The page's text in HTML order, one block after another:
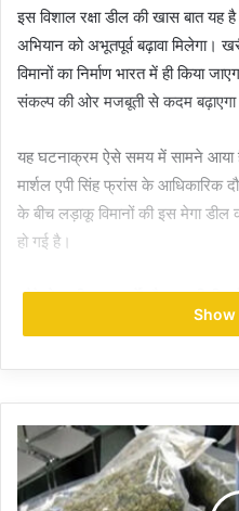
इस विशाल रक्षा डील की खास बात
अभियान को अभूतपूर्व बढ़ावा मिलेगा।
विमानों का निर्माण भारत में ही किया
संकल्प की ओर मजबूती से कदम
यह घटनाक्रम ऐसे समय में सामने आया
मार्शल एपी सिंह फ्रांस के आधिकारिक
के बीच लड़ाकू विमानों की इस मेगा
हो गई है।
सौदे से जुड़ी अहम शर्तें और तकनीकी
रहे हैं। भारत ने इस रक्षा सौदे को
कड़े नियम रखे हैं:
विमानों का वर्गीकरण: इस सौदे में
Show